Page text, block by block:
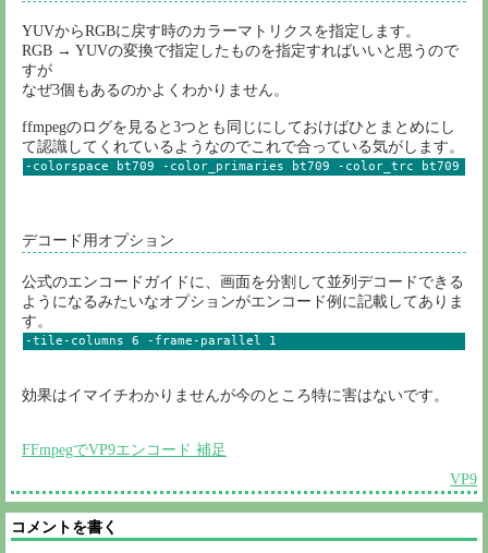
YUVからRGBに戻す時のカラーマトリクスを指定します。
RGB → YUVの変換で指定したものを指定すればいいと思うので
すが
なぜ3個もあるのかよくわかりません。
ffmpegのログを見ると3つとも同じにしておけばひとまとめにし
て認識してくれているようなのでこれで合っている気がします。
-colorspace bt709 -color_primaries bt709 -color_trc bt709
デコード用オプション
公式のエンコードガイドに、画面を分割して並列デコードできる
ようになるみたいなオプションがエンコード例に記載してありま
す。
-tile-columns 6 -frame-parallel 1
効果はイマイチわかりませんが今のところ特に害はないです。
FFmpegでVP9エンコード 補足
VP9
コメントを書く